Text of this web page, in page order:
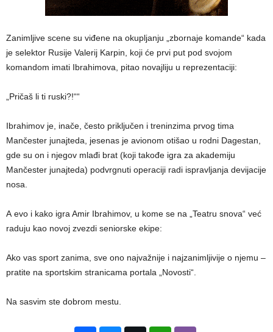
Zanimljive scene su viđene na okupljanju „zbornaje komande“ kada
je selektor Rusije Valerij Karpin, koji će prvi put pod svojom
komandom imati Ibrahimova, pitao novajliju u reprezentaciji:
„Pričaš li ti ruski?!““
Ibrahimov je, inače, često priključen i treninzima prvog tima
Mančester junajteda, jesenas je avionom otišao u rodni Dagestan,
gde su on i njegov mlađi brat (koji takođe igra za akademiju
Mančester junajteda) podvrgnuti operaciji radi ispravljanja devijacije
nosa.
A evo i kako igra Amir Ibrahimov, u kome se na „Teatru snova“ već
raduju kao novoj zvezdi seniorske ekipe:
Ako vas sport zanima, sve ono najvažnije i najzanimljivije o njemu –
pratite na sportskim stranicama portala „Novosti“.
Na sasvim ste dobrom mestu.